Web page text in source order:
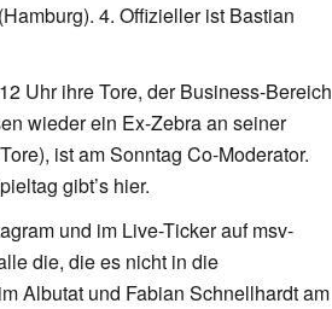
4. Offizieller ist Bastian
Uhr ihre Tore, der Business-Bereich
wieder ein Ex-Zebra an seiner
ist am Sonntag Co-Moderator.
gibt’s hier.
und im Live-Ticker auf msv-
die, die es nicht in die
Albutat und Fabian Schnellhardt am